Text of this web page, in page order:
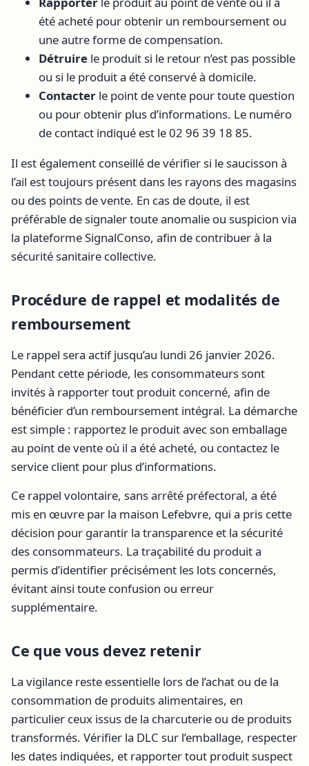
été acheté pour obtenir un remboursement ou
une autre forme de compensation.
Détruire le produit si le retour n’est pas possible
ou si le produit a été conservé à domicile.
Contacter le point de vente pour toute question
ou pour obtenir plus d’informations. Le numéro
de contact indiqué est le 02 96 39 18 85.
Il est également conseillé de vérifier si le saucisson à
l’ail est toujours présent dans les rayons des magasins
ou des points de vente. En cas de doute, il est
préférable de signaler toute anomalie ou suspicion via
la plateforme SignalConso, afin de contribuer à la
sécurité sanitaire collective.
Procédure de rappel et modalités de
remboursement
Le rappel sera actif jusqu’au lundi 26 janvier 2026.
Pendant cette période, les consommateurs sont
invités à rapporter tout produit concerné, afin de
bénéficier d’un remboursement intégral. La démarche
est simple : rapportez le produit avec son emballage
au point de vente où il a été acheté, ou contactez le
service client pour plus d’informations.
Ce rappel volontaire, sans arrêté préfectoral, a été
mis en œuvre par la maison Lefebvre, qui a pris cette
décision pour garantir la transparence et la sécurité
des consommateurs. La traçabilité du produit a
permis d’identifier précisément les lots concernés,
évitant ainsi toute confusion ou erreur
supplémentaire.
Ce que vous devez retenir
La vigilance reste essentielle lors de l’achat ou de la
consommation de produits alimentaires, en
particulier ceux issus de la charcuterie ou de produits
transformés. Vérifier la DLC sur l’emballage, respecter
les dates indiquées, et rapporter tout produit suspect